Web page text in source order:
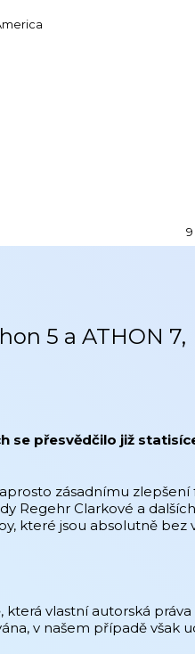
9
5 a ATHON 7,
se přesvědčilo již
zásadnímu zlepšení
Regehr Clarkové a
které jsou absolutně bez
vlastní autorská
v našem případě však